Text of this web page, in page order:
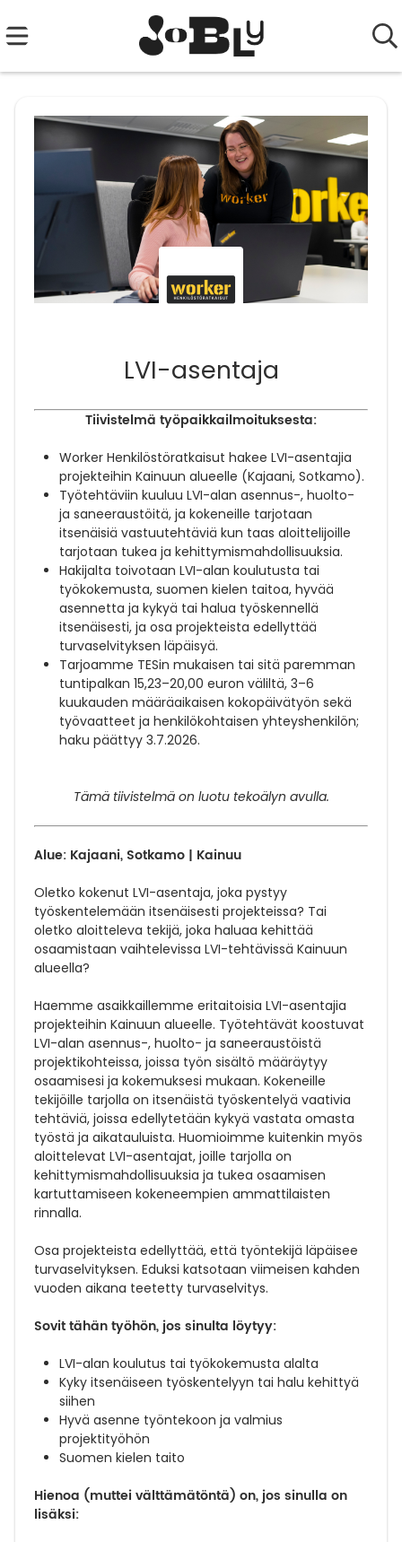
LVI-asentaja
Tiivistelmä työpaikkailmoituksesta:
Worker Henkilöstöratkaisut hakee LVI-asentajia
projekteihin Kainuun alueelle (Kajaani, Sotkamo).
Työtehtäviin kuuluu LVI-alan asennus-, huolto-
ja saneeraustöitä, ja kokeneille tarjotaan
itsenäisiä vastuutehtäviä kun taas aloittelijoille
tarjotaan tukea ja kehittymismahdollisuuksia.
Hakijalta toivotaan LVI-alan koulutusta tai
työkokemusta, suomen kielen taitoa, hyvää
asennetta ja kykyä tai halua työskennellä
itsenäisesti, ja osa projekteista edellyttää
turvaselvityksen läpäisyä.
Tarjoamme TESin mukaisen tai sitä paremman
tuntipalkan 15,23–20,00 euron väliltä, 3–6
kuukauden määräaikaisen kokopäivätyön sekä
työvaatteet ja henkilökohtaisen yhteyshenkilön;
haku päättyy 3.7.2026.
Tämä tiivistelmä on luotu tekoälyn avulla.
Alue: Kajaani, Sotkamo | Kainuu
Oletko kokenut LVI-asentaja, joka pystyy
työskentelemään itsenäisesti projekteissa? Tai
oletko aloitteleva tekijä, joka haluaa kehittää
osaamistaan vaihtelevissa LVI-tehtävissä Kainuun
alueella?
Haemme asaikkaillemme eritaitoisia LVI-asentajia
projekteihin Kainuun alueelle. Työtehtävät koostuvat
LVI-alan asennus-, huolto- ja saneeraustöistä
projektikohteissa, joissa työn sisältö määräytyy
osaamisesi ja kokemuksesi mukaan. Kokeneille
tekijöille tarjolla on itsenäistä työskentelyä vaativia
tehtäviä, joissa edellytetään kykyä vastata omasta
työstä ja aikatauluista. Huomioimme kuitenkin myös
aloittelevat LVI-asentajat, joille tarjolla on
kehittymismahdollisuuksia ja tukea osaamisen
kartuttamiseen kokeneempien ammattilaisten
rinnalla.
Osa projekteista edellyttää, että työntekijä läpäisee
turvaselvityksen. Eduksi katsotaan viimeisen kahden
vuoden aikana teetetty turvaselvitys.
Sovit tähän työhön, jos sinulta löytyy:
LVI-alan koulutus tai työkokemusta alalta
Kyky itsenäiseen työskentelyyn tai halu kehittyä
siihen
Hyvä asenne työntekoon ja valmius
projektityöhön
Suomen kielen taito
Hienoa (muttei välttämätöntä) on, jos sinulla on
lisäksi: